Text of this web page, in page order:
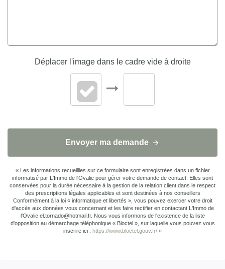
Déplacer l'image dans le cadre vide à droite
Envoyer ma demande
« Les informations recueillies sur ce formulaire sont enregistrées dans un fichier
informatisé par L'Immo de l'Ovalie pour gérer votre demande de contact. Elles sont
conservées pour la durée nécessaire à la gestion de la relation client dans le respect
des prescriptions légales applicables et sont destinées à nos conseillers
Conformément à la loi « informatique et libertés », vous pouvez exercer votre droit
d'accès aux données vous concernant et les faire rectifier en contactant L'Immo de
l'Ovalie el.tornado@hotmail.fr. Nous vous informons de l'existence de la liste
d'opposition au démarchage téléphonique « Bloctel », sur laquelle vous pouvez vous
inscrire ici : https://www.bloctel.gouv.fr/ »